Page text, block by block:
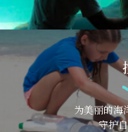
为美丽的海
守护